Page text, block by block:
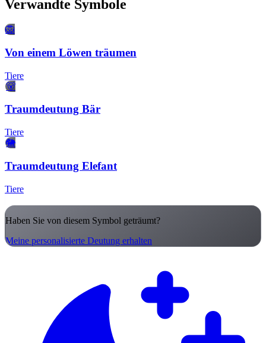
Verwandte Symbole
🦁
Von einem Löwen träumen
Tiere
🐻
Traumdeutung Bär
Tiere
🐘
Traumdeutung Elefant
Tiere
Haben Sie von diesem Symbol geträumt?
Meine personalisierte Deutung erhalten